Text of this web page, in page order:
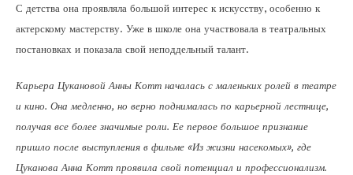
С детства она проявляла большой интерес к искусству, особенно к
актерскому мастерству. Уже в школе она участвовала в театральных
постановках и показала свой неподдельный талант.
Карьера Цукановой Анны Котт началась с маленьких ролей в театре
и кино. Она медленно, но верно поднималась по карьерной лестнице,
получая все более значимые роли. Ее первое большое признание
пришло после выступления в фильме «Из жизни насекомых», где
Цуканова Анна Котт проявила свой потенциал и профессионализм.